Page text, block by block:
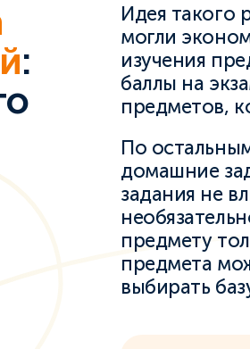
:
Идея такого
могли
изучения
баллы на
предметов,
По
домашние
задания не
предмету
предмета
выбирать